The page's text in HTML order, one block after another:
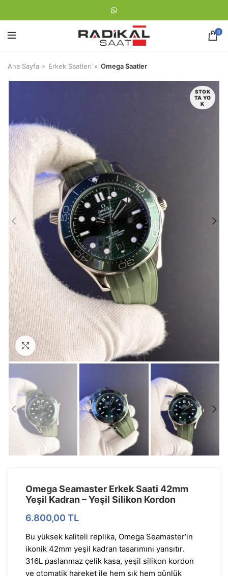
0
Ana Sayfa Erkek Saatleri Omega Saatler
STOK
TA YO
K
Görseli Büyütün
Omega Seamaster Erkek Saati 42mm
Yeşil Kadran – Yeşil Silikon Kordon
6.800,00 TL
Bu yüksek kaliteli replika, Omega Seamaster’in
ikonik 42mm yeşil kadran tasarımını yansıtır.
316L paslanmaz çelik kasa, yeşil silikon kordon
ve otomatik hareket ile hem şık hem günlük